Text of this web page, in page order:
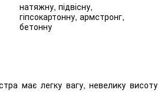
натяжну, підвісну,
гіпсокартонну, армстронг,
бетонну
має легку вагу, невелику висоту